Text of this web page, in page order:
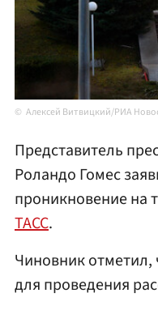
Алексей Витвицкий/РИА
Представитель
Роландо Гомес
проникновение на
ТАСС.
Чиновник отметил,
для проведения